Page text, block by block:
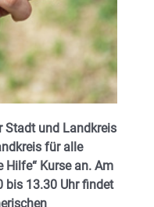
Stadt und Landkreis
für alle
Hilfe“ Kurse an. Am
bis 13.30 Uhr findet